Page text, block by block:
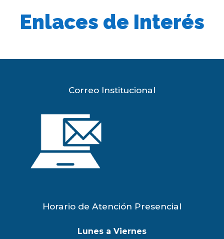
Enlaces de Interés
Correo Institucional
Horario de Atención Presencial
Lunes a Viernes